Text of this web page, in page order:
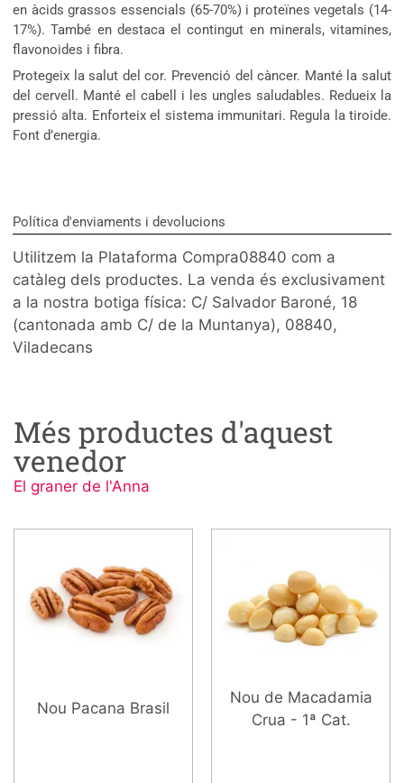
en àcids grassos essencials (65-70%) i proteïnes vegetals (14-
17%). També en destaca el contingut en minerals, vitamines,
flavonoides i fibra.
Protegeix la salut del cor. Prevenció del càncer. Manté la salut
del cervell. Manté el cabell i les ungles saludables. Redueix la
pressió alta. Enforteix el sistema immunitari. Regula la tiroide.
Font d’energia.
Política d'enviaments i devolucions
Utilitzem la Plataforma Compra08840 com a
catàleg dels productes. La venda és exclusivament
a la nostra botiga física: C/ Salvador Baroné, 18
(cantonada amb C/ de la Muntanya), 08840,
Viladecans
Més productes d'aquest
venedor
El graner de l'Anna
Nou Pacana Brasil
Nou de Macadamia
Crua - 1ª Cat.